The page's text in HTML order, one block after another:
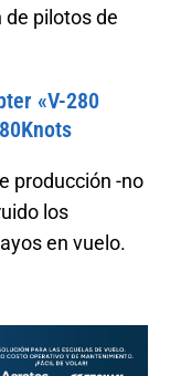
pilotos de
«V-280
producción -no
los
en vuelo.